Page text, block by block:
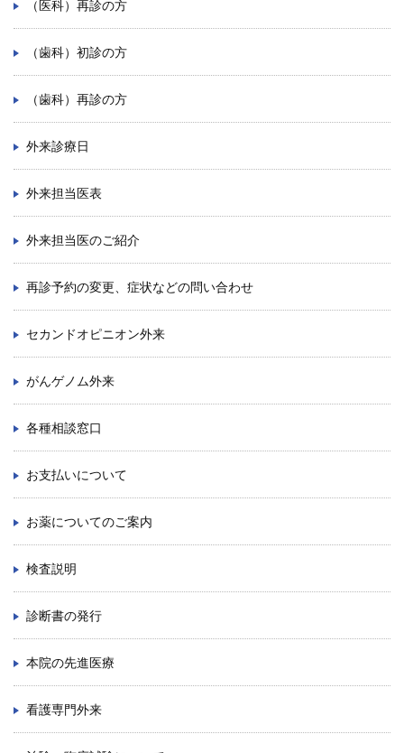
学内向け情報
ご意見
採用情報
本院の先進医療
内視鏡外科手術
最新の歯科治療
関連リンク
サイトマップ
TEL.092-641-1151（代表）
TEL.092-642-5163（時間外受付）
（医科）再診の方
（歯科）初診の方
（歯科）再診の方
外来診療日
外来担当医表
外来担当医のご紹介
再診予約の変更、症状などの問い合わせ
セカンドオピニオン外来
がんゲノム外来
各種相談窓口
お支払いについて
お薬についてのご案内
検査説明
診断書の発行
本院の先進医療
看護専門外来